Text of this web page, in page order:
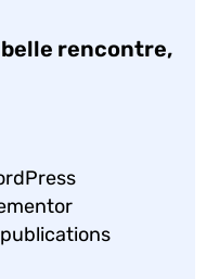
belle rencontre,